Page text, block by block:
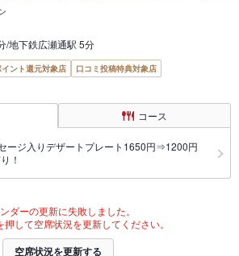
/地下鉄広瀬通駅 5分
ント還元対象店
口コミ投稿特典対象店
コース
ージ入りデザートプレート1650円⇒1200円
！
ダーの更新に失敗しました。
して空席状況を更新してください。
空席状況を更新する